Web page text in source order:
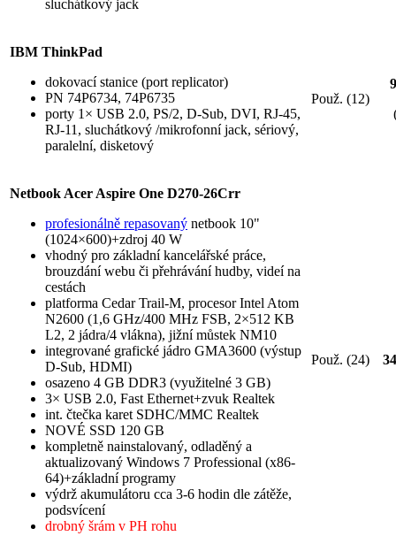
sluchátkový jack
IBM ThinkPad
dokovací stanice (port replicator)
PN 74P6734, 74P6735
porty 1× USB 2.0, PS/2, D-Sub, DVI, RJ-45,
RJ-11, sluchátkový /mikrofonní jack, sériový,
paralelní, disketový
Použ. (12)
Netbook Acer Aspire One D270-26Crr
profesionálně repasovaný netbook 10"
(1024×600)+zdroj 40 W
vhodný pro základní kancelářské práce,
brouzdání webu či přehrávání hudby, videí na
cestách
platforma Cedar Trail-M, procesor Intel Atom
N2600 (1,6 GHz/400 MHz FSB, 2×512 KB
L2, 2 jádra/4 vlákna), jižní můstek NM10
integrované grafické jádro GMA3600 (výstup
D-Sub, HDMI)
osazeno 4 GB DDR3 (využitelné 3 GB)
3× USB 2.0, Fast Ethernet+zvuk Realtek
int. čtečka karet SDHC/MMC Realtek
NOVÉ SSD 120 GB
kompletně nainstalovaný, odladěný a
aktualizovaný Windows 7 Professional (x86-
64)+základní programy
výdrž akumulátoru cca 3-6 hodin dle zátěže,
podsvícení
drobný šrám v PH rohu
Použ. (24)